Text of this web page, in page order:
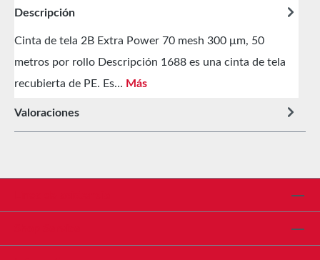
Descripción
Cinta de tela 2B Extra Power 70 mesh 300 μm, 50
metros por rollo Descripción 1688 es una cinta de tela
recubierta de PE. Es… Más
Valoraciones